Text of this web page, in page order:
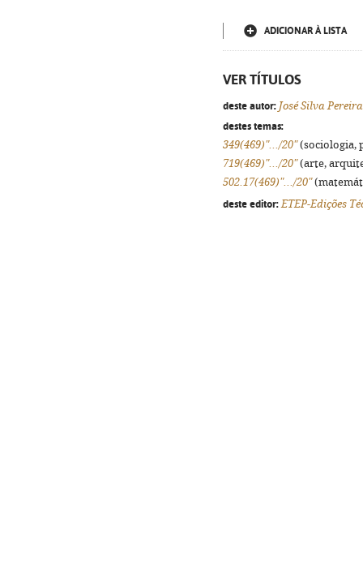
ADICIONAR À LISTA
VER TÍTULOS
deste autor: José Silva Pereira
destes temas:
349(469)".../20"(sociologia,
719(469)".../20"(arte,
502.17(469)".../20"
deste editor: ETEP-Edições